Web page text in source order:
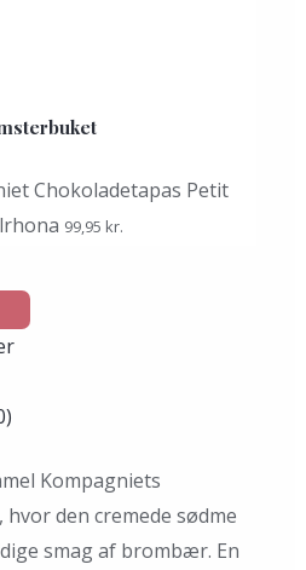
Chokoladetapas Petit
99,95 kr.
Kompagniets
den cremede sødme
smag af brombær. En